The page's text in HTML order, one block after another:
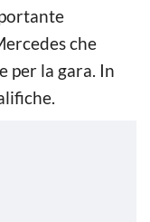
che
per la gara. In